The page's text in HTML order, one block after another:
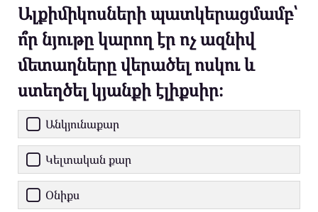
Ալքիմիկոսների պատկերացմամբ՝
ո՞ր նյութը կարող էր ոչ ազնիվ
մետաղները վերածել ոսկու և
ստեղծել կյանքի էլիքսիր։
Անկյունաքար
Կելտական քար
Օնիքս